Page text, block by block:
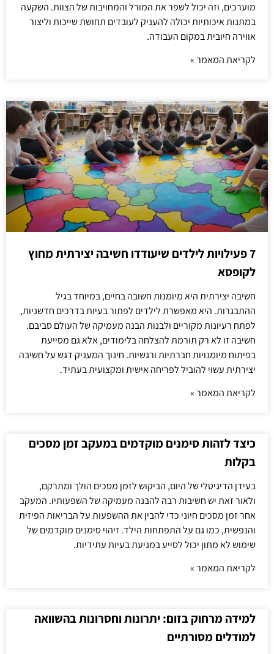
מוערכים, וזה יכול לשפר את המורל והמחויבות של הצוות. השקעה
במתנות איכותיות יכולה להעניק לעובדים תחושת שייכות וליצור
אווירה חיובית במקום העבודה.
לקריאת המאמר »
7 פעילויות לילדים שיעודדו חשיבה יצירתית מחוץ
לקופסא
חשיבה יצירתית היא מיומנות חשובה בחיים, במיוחד בגיל
ההתבגרות. היא מאפשרת לילדים לפתור בעיות בדרכים חדשניות,
לפתח רעיונות מקוריים ולבנות הבנה מעמיקה של העולם סביבם.
חשיבה זו לא רק תורמת להצלחה בלימודים, אלא גם מסייעת
בפיתוח מיומנויות חברתיות ורגשיות. חינוך המעניק דגש על חשיבה
יצירתית עשוי להוביל לפריחה אישית ומקצועית בעתיד.
לקריאת המאמר »
כיצד לזהות סימנים מוקדמים במעקב זמן מסכים
בקלות
בעידן הדיגיטלי של היום, הביקוש לזמן מסכים הולך ומתרקם,
ולאור זאת יש חשיבות רבה להבנה מעמיקה של השפעותיו. המעקב
אחר זמן מסכים חיוני כדי להבין את ההשפעות על הבריאות הפיזית
והנפשית, כמו גם על התפתחות הילד. זיהוי סימנים מוקדמים של
שימוש לא מתון יכול לסייע במניעת בעיות עתידיות.
לקריאת המאמר »
למידה מרחוק בזום: יתרונות וחסרונות בהשוואה
למודלים מסורתיים